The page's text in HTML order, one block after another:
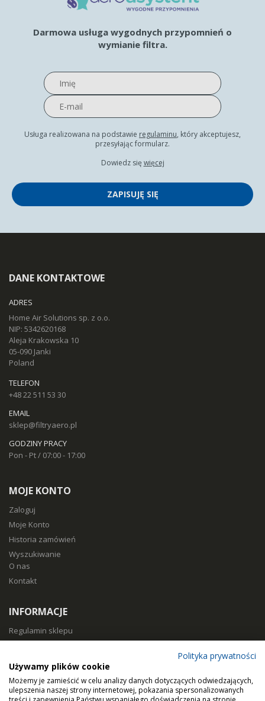
Darmowa usługa wygodnych przypomnień o
wymianie filtra.
Usługa realizowana na podstawie regulaminu, który akceptujesz,
przesyłając formularz.
Dowiedz się więcej
ZAPISUJĘ SIĘ
DANE KONTAKTOWE
ADRES
Home Air Solutions sp. z o.o.
NIP: 5342620168
Aleja Krakowska 10
05-090 Janki
Poland
TELEFON
+48 22 511 53 30
EMAIL
sklep@filtryaero.pl
GODZINY PRACY
Pon - Pt / 07:00 - 17:00
MOJE KONTO
Zaloguj
Moje Konto
Historia zamówień
Wyszukiwanie
O nas
Kontakt
INFORMACJE
Regulamin sklepu
Koszty i czas dostawy
Zwroty i reklamacje
Polityka prywatności
Używamy plików cookie
Możemy je zamieścić w celu analizy danych dotyczących odwiedzających,
ulepszenia naszej strony internetowej, pokazania spersonalizowanych